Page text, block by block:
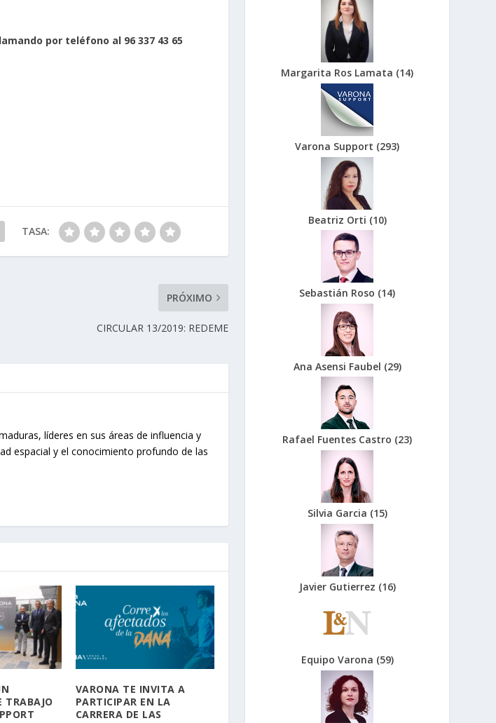
por teléfono al 96 337 43 65
TASA:
PRÓXIMO
CIRCULAR 13/2019: REDEME
líderes en sus áreas de influencia y
espacial y el conocimiento profundo de las
TRABAJO
VARONA TE INVITA A
PARTICIPAR EN LA
CARRERA DE LAS
Margarita Ros Lamata (14)
Varona Support (293)
Beatriz Orti (10)
Sebastián Roso (14)
Ana Asensi Faubel (29)
Rafael Fuentes Castro (23)
Silvia Garcia (15)
Javier Gutierrez (16)
Equipo Varona (59)